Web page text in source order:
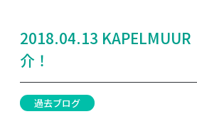
2018.04.13
介！
過去ブログ